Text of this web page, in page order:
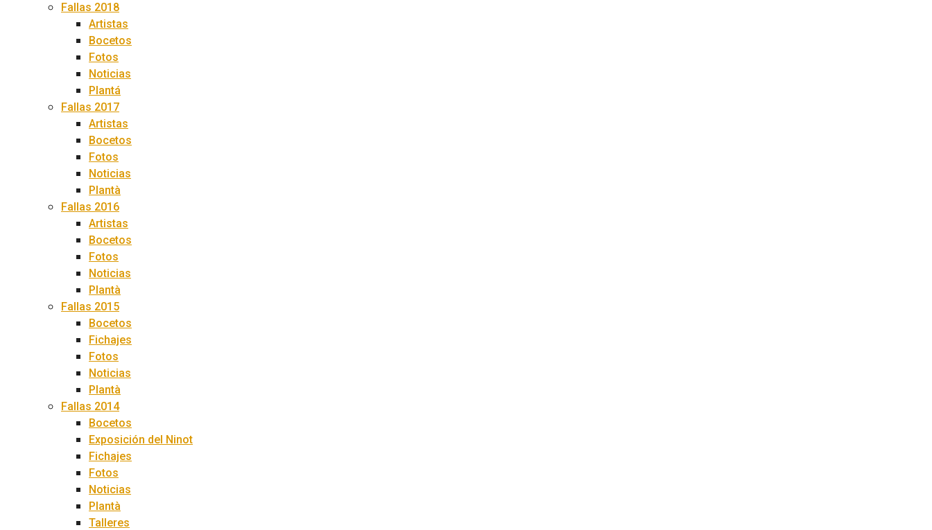
Fallas 2018
Artistas
Bocetos
Fotos
Noticias
Plantá
Fallas 2017
Artistas
Bocetos
Fotos
Noticias
Plantà
Fallas 2016
Artistas
Bocetos
Fotos
Noticias
Plantà
Fallas 2015
Bocetos
Fichajes
Fotos
Noticias
Plantà
Fallas 2014
Bocetos
Exposición del Ninot
Fichajes
Fotos
Noticias
Plantà
Talleres